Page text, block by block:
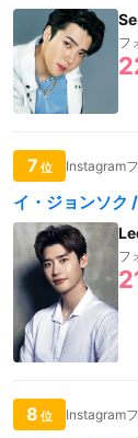
フ
7 位 Instagram
イ・ジョンソク
フ
8 位 Instagram